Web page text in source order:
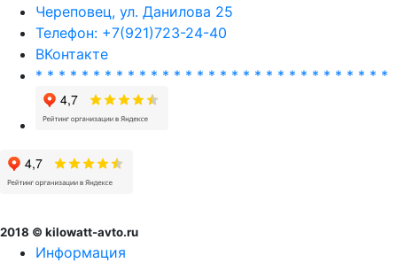
Череповец, ул. Данилова 25
Телефон: +7(921)723-24-40
ВКонтакте
* * * * * * * * * * * * * * * * * * * * * * * * * * * * * * *
2018 © kilowatt-avto.ru
Информация